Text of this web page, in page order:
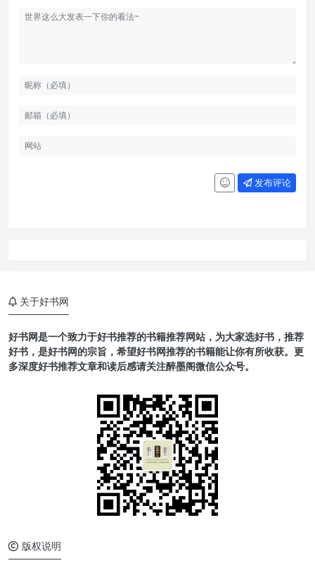
发布评论
关于好书网
好书网是一个致力于好书推荐的书籍推荐网站，为大家选好书，推荐
好书，是好书网的宗旨，希望好书网推荐的书籍能让你有所收获。更
多深度好书推荐文章和读后感请关注醉墨阁微信公众号。
版权说明